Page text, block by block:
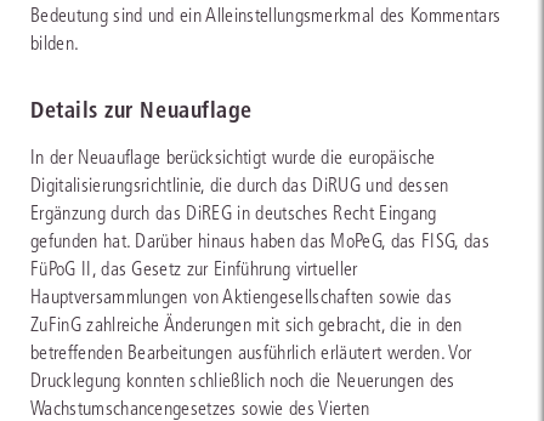
Bedeutung sind und ein Alleinstellungsmerkmal des Kommentars
bilden.
Details zur Neuauflage
In der Neuauflage berücksichtigt wurde die europäische
Digitalisierungsrichtlinie, die durch das DiRUG und dessen
Ergänzung durch das DiREG in deutsches Recht Eingang
gefunden hat. Darüber hinaus haben das MoPeG, das FISG, das
FüPoG II, das Gesetz zur Einführung virtueller
Hauptversammlungen von Aktiengesellschaften sowie das
ZuFinG zahlreiche Änderungen mit sich gebracht, die in den
betreffenden Bearbeitungen ausführlich erläutert werden. Vor
Drucklegung konnten schließlich noch die Neuerungen des
Wachstumschancengesetzes sowie des Vierten